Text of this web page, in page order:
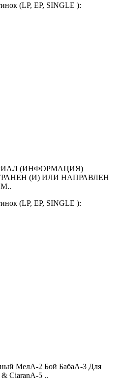
(LP, EP, SINGLE ):
(ИНФОРМАЦИЯ)
(И) ИЛИ НАПРАВЛЕН
(LP, EP, SINGLE ):
МелA-2 Бой БабаA-3 Для
CiaranA-5 ..